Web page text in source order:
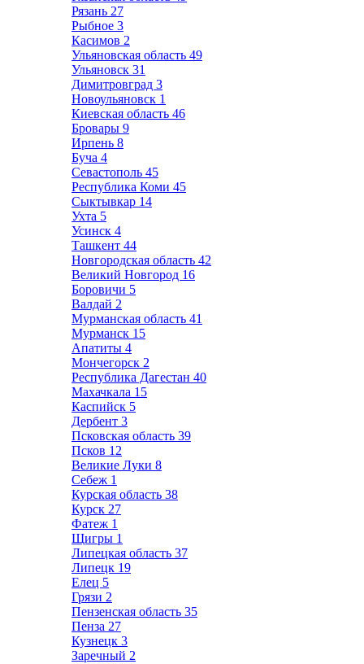
Рязань 27
Рыбное 3
Касимов 2
Ульяновская область 49
Ульяновск 31
Димитровград 3
Новоульяновск 1
Киевская область 46
Бровары 9
Ирпень 8
Буча 4
Севастополь 45
Республика Коми 45
Сыктывкар 14
Ухта 5
Усинск 4
Ташкент 44
Новгородская область 42
Великий Новгород 16
Боровичи 5
Валдай 2
Мурманская область 41
Мурманск 15
Апатиты 4
Мончегорск 2
Республика Дагестан 40
Махачкала 15
Каспийск 5
Дербент 3
Псковская область 39
Псков 12
Великие Луки 8
Себеж 1
Курская область 38
Курск 27
Фатеж 1
Щигры 1
Липецкая область 37
Липецк 19
Елец 5
Грязи 2
Пензенская область 35
Пенза 27
Кузнецк 3
Заречный 2